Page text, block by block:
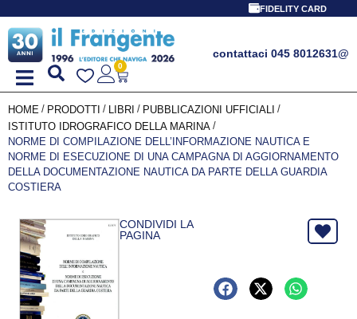
FIDELITY CARD
contattaci 045 8012631@
0
HOME / PRODOTTI / LIBRI / PUBBLICAZIONI UFFICIALI
/
ISTITUTO IDROGRAFICO DELLA MARINA /
NORME DI COMPILAZIONE DELL’INFORMAZIONE NAUTICA E
NORME DI ESECUZIONE DI UNA CAMPAGNA DI AGGIORNAMENTO
DELLA DOCUMENTAZIONE NAUTICA DA PARTE DELLA GUARDIA
COSTIERA
CONDIVIDI LA
PAGINA